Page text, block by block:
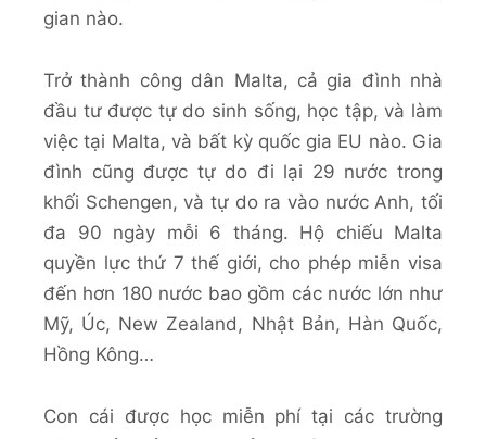
gian nào.
Trở thành công dân Malta, cả gia đình nhà
đầu tư được tự do sinh sống, học tập, và làm
việc tại Malta, và bất kỳ quốc gia EU nào. Gia
đình cũng được tự do đi lại 29 nước trong
khối Schengen, và tự do ra vào nước Anh, tối
đa 90 ngày mỗi 6 tháng. Hộ chiếu Malta
quyền lực thứ 7 thế giới, cho phép miễn visa
đến hơn 180 nước bao gồm các nước lớn như
Mỹ, Úc, New Zealand, Nhật Bản, Hàn Quốc,
Hồng Kông…
Con cái được học miễn phí tại các trường